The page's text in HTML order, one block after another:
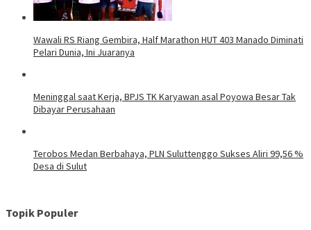
Wawali RS Riang Gembira, Half Marathon HUT 403 Manado Diminati
Pelari Dunia, Ini Juaranya
Meninggal saat Kerja, BPJS TK Karyawan asal Poyowa Besar Tak
Dibayar Perusahaan
Terobos Medan Berbahaya, PLN Suluttenggo Sukses Aliri 99,56 %
Desa di Sulut
Topik Populer